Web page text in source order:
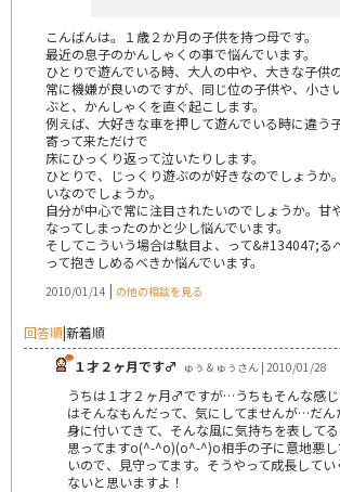
こんばんは。１歳２か月の子供を持つ母です。
最近の息子のかんしゃくの事で悩んでいます。
ひとりで遊んでいる時、大人の中や、大きな子供
常に機嫌が良いのですが、同じ位の子供や、小さ
ぶと、かんしゃくを直ぐ起こします。
例えば、大好きな車を押して遊んでいる時に違う
寄って来ただけで
床にひっくり返って泣いたりします。
ひとりで、じっくり遊ぶのが好きなのでしょうか
いなのでしょうか。
自分が中心で常に注目されたいのでしょうか。甘
なってしまったのかと少し悩んでいます。
そしてこういう場合は駄目よ、って&#134047;る
って抱きしめるべきか悩んでいます。
2010/01/14 | の他の相談を見る
回答順|新着順
１才２ヶ月です♂ ゅぅ＆ゅぅさん | 2010/01/28
うちは１才２ヶ月♂ですが…うちもそんな感
はそんなもんだって、気にしてませんが…だ
身に付いてきて、そんな風に気持ちを表して
思ってますo(^-^o)(o^-^)o相手の子に意地悪
いので、見守ってます。そうやって成長して
ないと思いますよ！